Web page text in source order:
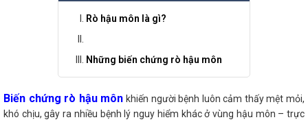
Rò hậu môn là gì?
Những biến chứng rò hậu môn
Biến chứng rò hậu môn khiến người bệnh luôn cảm thấy mệt mỏi,
khó chịu, gây ra nhiều bệnh lý nguy hiểm khác ở vùng hậu môn – trực